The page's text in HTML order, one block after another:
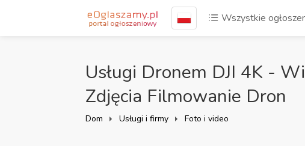
Wszystkie
Usługi Dronem DJI 4K -
Zdjęcia Filmowanie Dron
Dom Usługi i firmy Foto i video